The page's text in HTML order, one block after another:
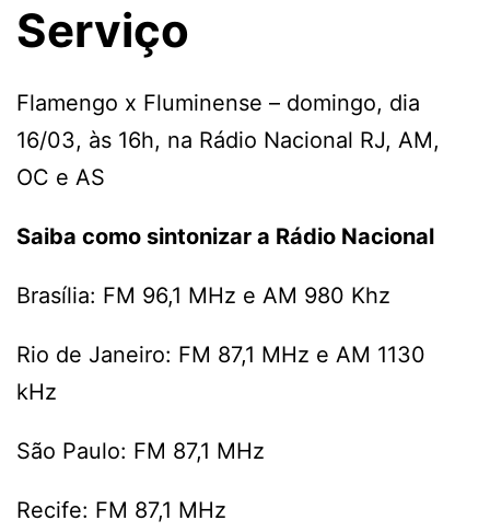
Serviço
Flamengo x Fluminense – domingo, dia
16/03, às 16h, na Rádio Nacional RJ, AM,
OC e AS
Saiba como sintonizar a Rádio Nacional
Brasília: FM 96,1 MHz e AM 980 Khz
Rio de Janeiro: FM 87,1 MHz e AM 1130
kHz
São Paulo: FM 87,1 MHz
Recife: FM 87,1 MHz